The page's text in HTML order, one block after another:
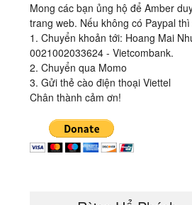
Mong các bạn ủng hộ để Amber
trang web. Nếu không có Paypal
1. Chuyển khoản tới: Hoang Mai
0021002033624 - Vietcombank.
2. Chuyển qua Momo
3. Gửi thẻ cào điện thoại Viettel
Chân thành cảm ơn!